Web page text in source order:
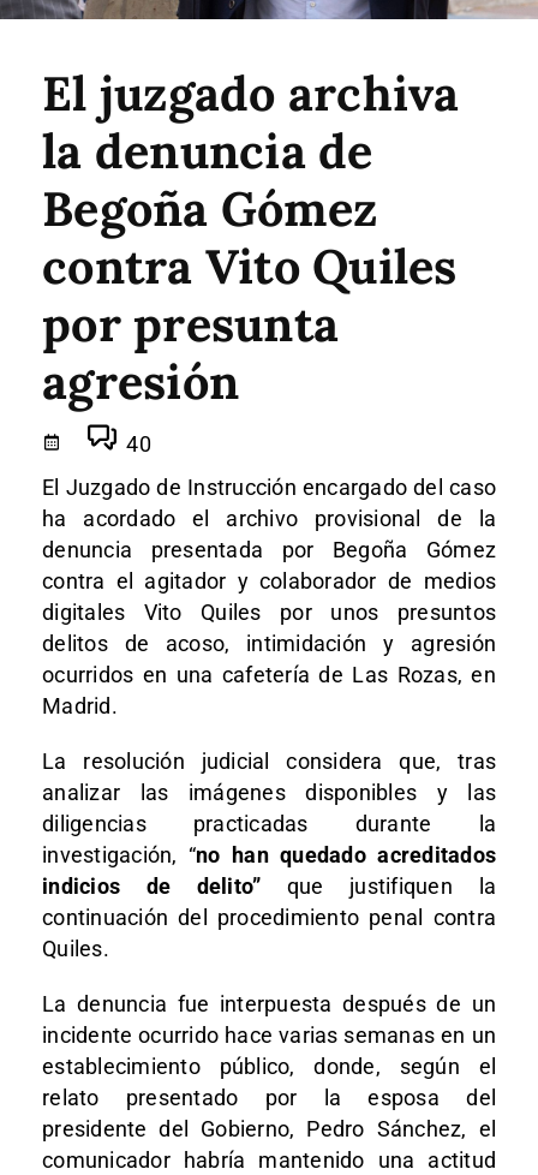
El juzgado archiva
la denuncia de
Begoña Gómez
contra Vito Quiles
por presunta
agresión
40
El Juzgado de Instrucción encargado del caso
ha acordado el archivo provisional de la
denuncia presentada por Begoña Gómez
contra el agitador y colaborador de medios
digitales Vito Quiles por unos presuntos
delitos de acoso, intimidación y agresión
ocurridos en una cafetería de Las Rozas, en
Madrid.
La resolución judicial considera que, tras
analizar las imágenes disponibles y las
diligencias practicadas durante la
investigación, “no han quedado acreditados
indicios de delito” que justifiquen la
continuación del procedimiento penal contra
Quiles.
La denuncia fue interpuesta después de un
incidente ocurrido hace varias semanas en un
establecimiento público, donde, según el
relato presentado por la esposa del
presidente del Gobierno, Pedro Sánchez, el
comunicador habría mantenido una actitud